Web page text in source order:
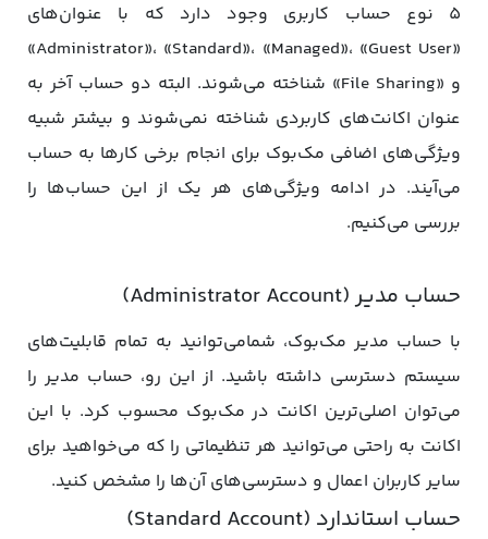
5 نوع حساب کاربری وجود دارد که با عنوان‌های
«Administrator»، «Standard»، «Managed»، «Guest User»
و «File Sharing» شناخته می‌شوند. البته دو حساب آخر به
عنوان اکانت‌های کاربردی شناخته نمی‌شوند و بیشتر شبیه
ویژگی‌های اضافی مک‌بوک برای انجام برخی کارها به حساب
می‌آیند. در ادامه ویژگی‌های هر یک از این حساب‌ها را
بررسی می‌کنیم.
حساب مدیر (Administrator Account)
با حساب مدیر مک‌بوک، شمامی‌توانید به تمام قابلیت‌های
سیستم دسترسی داشته باشید. از این رو، حساب مدیر را
می‌توان اصلی‌ترین اکانت در مک‌بوک محسوب کرد. با این
اکانت به راحتی می‌توانید هر تنظیماتی را که می‌خواهید برای
سایر کاربران اعمال و دسترسی‌های آن‌ها را مشخص کنید.
حساب استاندارد (Standard Account)